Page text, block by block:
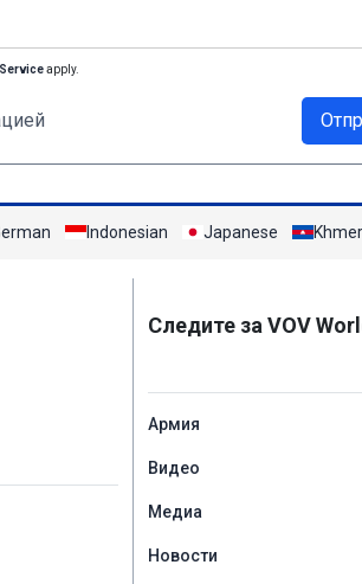
apply.
Indonesian Japanese Khmer
Следите за VOV
menu footer
Aрмия
Видео
Медиа
Новости